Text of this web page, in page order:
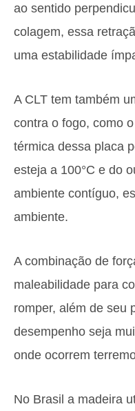
ao sentido
colagem, essa
uma estabilidade
A CLT tem também
contra o fogo, como
térmica dessa placa
esteja a 100°C e do
ambiente contíguo,
ambiente.
A combinação de
maleabilidade para
romper, além de seu
desempenho seja
onde ocorrem
No Brasil a madeira